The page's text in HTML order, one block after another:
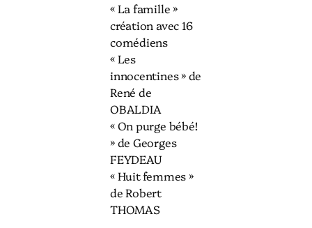
« La famille »
création avec 16
comédiens
« Les
innocentines » de
René de
OBALDIA
« On purge bébé!
» de Georges
FEYDEAU
« Huit femmes »
de Robert
THOMAS